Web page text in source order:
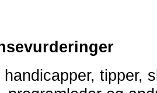
tipper,